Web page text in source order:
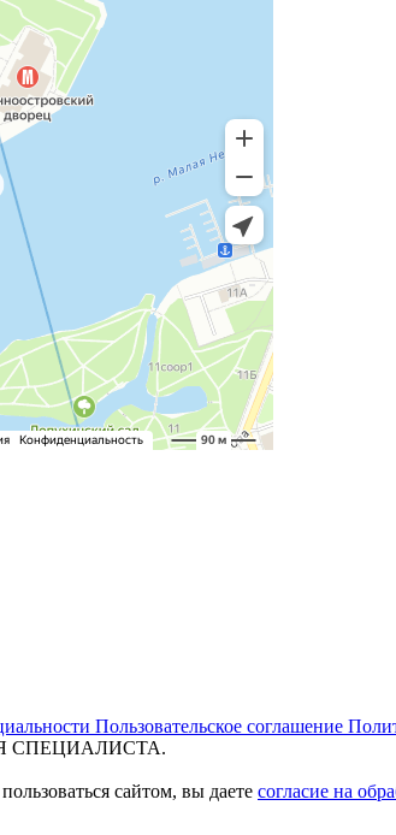
Пользовательское соглашение
СПЕЦИАЛИСТА.
сайтом, вы даете согласие на